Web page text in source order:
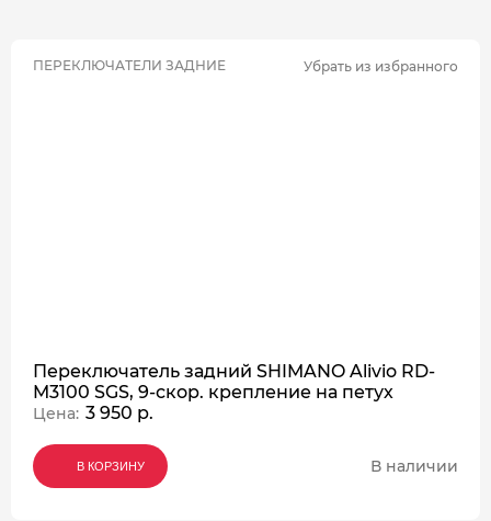
ПЕРЕКЛЮЧАТЕЛИ ЗАДНИЕ Убрать из избранного
Переключатель задний SHIMANO Alivio RD-
M3100 SGS, 9-скор. крепление на петух
Цена: 3 950 р.
В КОРЗИНУ
В КОРЗИНУ
В КОРЗИНУ В наличии